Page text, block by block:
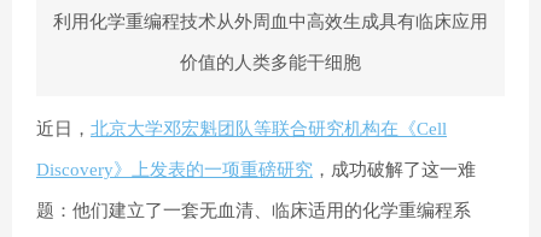
利用化学重编程技术从外周血中高效生成具有临床应用
价值的人类多能干细胞
近日， 北京大学邓宏魁团队等联合研究机构在《Cell
Discovery》上发表的一项重磅研究 ，成功破解了这一难
题：他们建立了一套无血清、临床适用的化学重编程系